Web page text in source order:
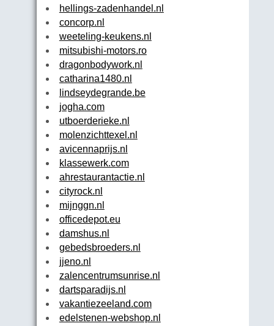
hellings-zadenhandel.nl
concorp.nl
weeteling-keukens.nl
mitsubishi-motors.ro
dragonbodywork.nl
catharina1480.nl
lindseydegrande.be
jogha.com
utboerderieke.nl
molenzichttexel.nl
avicennaprijs.nl
klassewerk.com
ahrestaurantactie.nl
cityrock.nl
mijnggn.nl
officedepot.eu
damshus.nl
gebedsbroeders.nl
jjeno.nl
zalencentrumsunrise.nl
dartsparadijs.nl
vakantiezeeland.com
edelstenen-webshop.nl